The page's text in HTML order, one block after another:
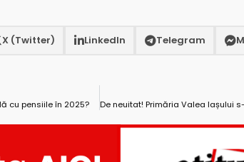
X (Twitter) LinkedIn Telegram
cu pensiile în 2025?